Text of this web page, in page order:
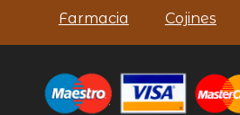
Farmacia Cojines